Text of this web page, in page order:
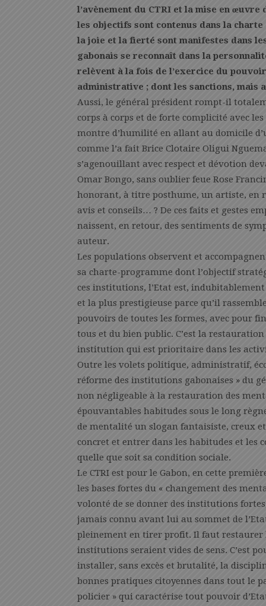
l’avènement du CTRI et la mise en
les objectifs sont contenus dans la
la joie et la fierté sont manifestes dans
gabonais se reconnaît dans la
relèvent à la fois de l’exercice du
administrative ; dont les sanctions, mais
Aussi, le général président rompt-il
corps à corps et de forte complicité avec
montre d’humilité en allant au domicile
comme l’a fait Brice Clotaire Oligui
s’agenouillant avec respect et dévotion
Omar Bongo, sans oublier feue Rose
honorant, à titre posthume, un artiste, en
avis et conseils… ? De ces faits et gestes
naissent, en retour, des sentiments de
auteur.
Les populations observent et
sa charte-programme dont l’objectif
ces institutions, l’Etat est,
et la plus prestigieuse parce qu’il
pouvoirs de toutes les formes, avec pour
tous et du bien public. C’est la
institution qui est prioritaire dans les
Outre les volets politique, administratif,
réforme des institutions gabonaises » du
non négligeable à la restauration des
épouvantables habitudes sous le long
de mentalité un slogan fantaisiste, creux
concret et entrer dans les habitudes et les
quelle que soit sa condition sociale.
Le CTRI est pour le Gabon, en cette
les bases fortes du « changement des
volonté de se donner des institutions
jamais connu avant lui au sommet de
pleinement en tirer profit. Il faut restaurer
institutions seraient vides de sens. C’est
installer, sans excès et brutalité, la
bonnes pratiques citoyennes dans tout le
policier » qui caractérise tout pouvoir